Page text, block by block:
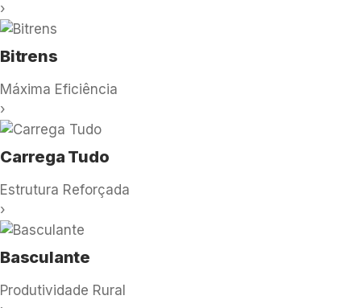
›
Bitrens
Máxima Eficiência
›
Carrega Tudo
Estrutura Reforçada
›
Basculante
Produtividade Rural